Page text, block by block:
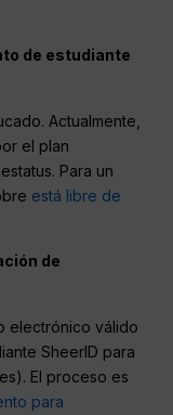
de estudiante
Actualmente,
el plan
Para un
está libre de
de
electrónico válido
SheerID para
El proceso es
para